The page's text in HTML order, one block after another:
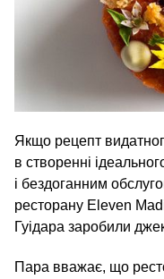
Якщо рецепт
в створенні
і бездоганним
ресторану Eleven
Гуідара заробили
Пара вважає, що